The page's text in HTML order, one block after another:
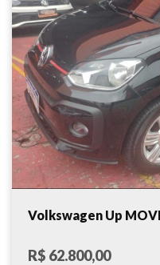
Volkswagen Up
R$ 62.800,00